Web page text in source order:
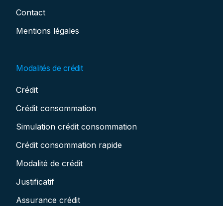
Contact
Mentions légales
Modalités de crédit
Crédit
Crédit consommation
Simulation crédit consommation
Crédit consommation rapide
Modalité de crédit
Justificatif
Assurance crédit